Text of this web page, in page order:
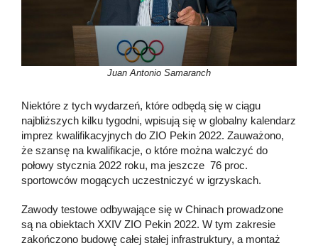
Juan Antonio Samaranch
Niektóre z tych wydarzeń, które odbędą się w ciągu
najbliższych kilku tygodni, wpisują się w globalny kalendarz
imprez kwalifikacyjnych do ZIO Pekin 2022. Zauważono,
że szansę na kwalifikacje, o które można walczyć do
połowy stycznia 2022 roku, ma jeszcze 76 proc.
sportowców mogących uczestniczyć w igrzyskach.
Zawody testowe odbywające się w Chinach prowadzone
są na obiektach XXIV ZIO Pekin 2022. W tym zakresie
zakończono budowę całej stałej infrastruktury, a montaż